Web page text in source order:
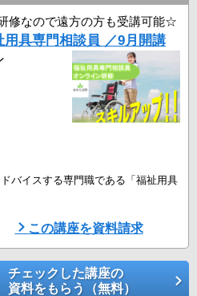
修なので遠方の方も受講可能☆
用具専門相談員 ／9月開講
バイスする専門職である「福祉用具
）、9/14（月）、9/18（金）、9/25
この講座を資料請求
チェックした講座の
資料をもらう（無料）